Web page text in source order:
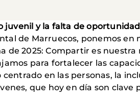
juvenil y la falta de
de Marruecos, ponemos
de 2025: Compartir es nuestra
para fortalecer las
en las personas, la
que hoy en día son